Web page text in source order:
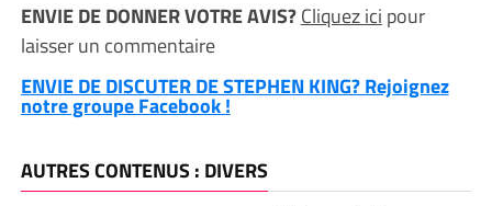
ENVIE DE DONNER VOTRE AVIS?Cliquez ici pour
laisser un commentaire
ENVIE DE DISCUTER DE STEPHEN KING? Rejoignez
notre groupe Facebook !
AUTRES CONTENUS : DIVERS